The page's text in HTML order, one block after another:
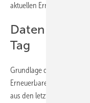
aktuellen Erneuerbare-
Daten ab 19
Tag
Grundlage der Ampel-
Erneuerbaren-Energien-
aus den letzten fünf